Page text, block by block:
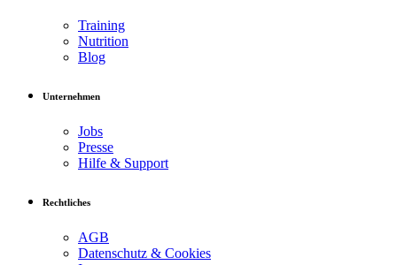
Training
Nutrition
Blog
Unternehmen
Jobs
Presse
Hilfe & Support
Rechtliches
AGB
Datenschutz & Cookies